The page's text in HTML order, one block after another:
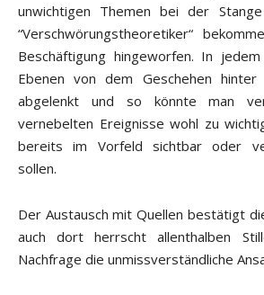
unwichtigen Themen bei der
“Verschwörungstheoretiker“
Beschäftigung hingeworfen. In
Ebenen von dem Geschehen
abgelenkt und so könnte man
vernebelten Ereignisse wohl zu
bereits im Vorfeld sichtbar oder
sollen.
Der Austausch mit Quellen bestätigt
auch dort herrscht allenthalben
Nachfrage die unmissverständliche